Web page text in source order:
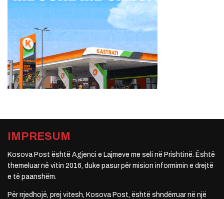
IMPRESUM
Kosova Post është Agjenci e Lajmeve me seli në Prishtinë. Është
themeluar në vitin 2016, duke pasur për mision informimin e drejtë
e të paanshëm.
Për rrjedhojë, prej vitesh, Kosova Post, është shndërruar në një